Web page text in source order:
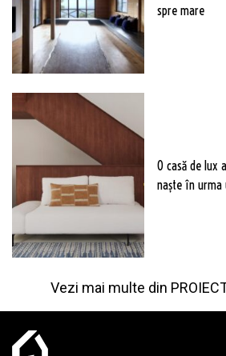
spre mare
O casă de lux
naște în urma
Vezi mai multe din